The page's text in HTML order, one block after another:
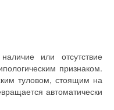
или отсутствие
признаком.
туловом, стоящим на
автоматически